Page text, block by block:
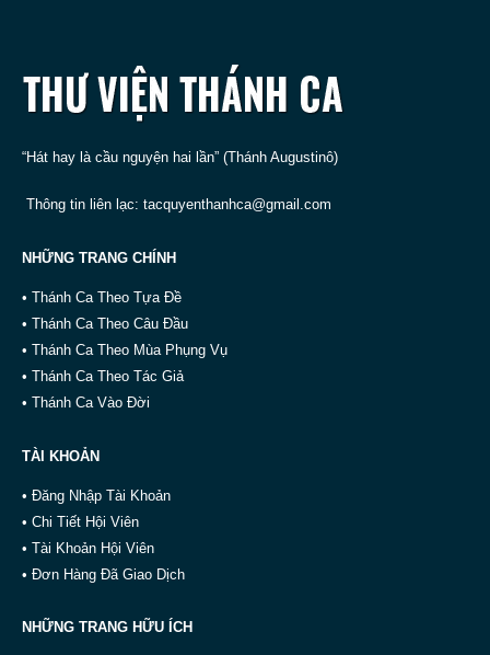
“Hát hay là cầu nguyện hai lần” (Thánh Augustinô)
Thông tin liên lạc: tacquyenthanhca@gmail.com
NHỮNG TRANG CHÍNH
• Thánh Ca Theo Tựa Đề
• Thánh Ca Theo Câu Đầu
• Thánh Ca Theo Mùa Phụng Vụ
• Thánh Ca Theo Tác Giả
• Thánh Ca Vào Đời
TÀI KHOẢN
• Đăng Nhập Tài Khoản
• Chi Tiết Hội Viên
• Tài Khoản Hội Viên
• Đơn Hàng Đã Giao Dịch
NHỮNG TRANG HỮU ÍCH